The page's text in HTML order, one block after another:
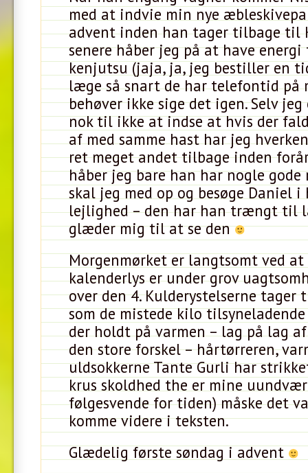
med at indvie min nye
advent inden han tager tilbage til
senere håber jeg på at have
kenjutsu (jaja, ja, jeg bestiller en
læge så snart de har telefontid på
behøver ikke sige det igen. Selv
nok til ikke at indse at hvis der
af med samme hast har jeg
ret meget andet tilbage inden
håber jeg bare han har nogle gode
skal jeg med op og besøge Daniel i
lejlighed – den har han trængt til
glæder mig til at se den
Morgenmørket er langtsomt ved
kalenderlys er under grov
over den 4. Kulderystelserne tager
som de mistede kilo
der holdt på varmen – lag på lag
den store forskel – hårtørreren,
uldsokkerne Tante Gurli har
krus skoldhed the er mine
følgesvende for tiden) måske det
komme videre i teksten.
Glædelig første søndag i advent